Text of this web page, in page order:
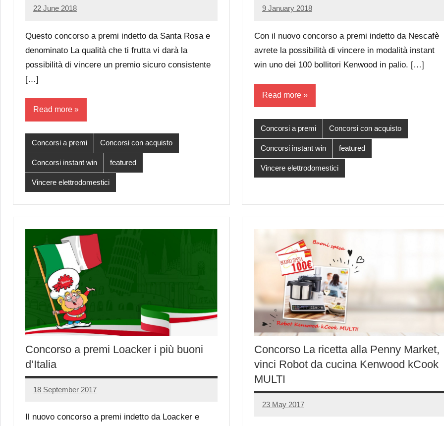
22 June 2018
Luca
2
Questo concorso a premi indetto da Santa Rosa e
denominato La qualità che ti frutta vi darà la
possibilità di vincere un premio sicuro consistente
[…]
Read more
Concorsi a premi Concorsi con acquisto
Concorsi instant win featured
Vincere elettrodomestici
9 January 2018
Luca
No
Con il nuovo concorso a premi indetto da Nescafè
avrete la possibilità di vincere in modalità instant
win uno dei 100 bollitori Kenwood in palio. […]
Read more
Concorsi a premi Concorsi con acquisto
Concorsi instant win featured
Vincere elettrodomestici
Concorso a premi Loacker i più buoni
d’Italia
18 September 2017
Luca
1
Il nuovo concorso a premi indetto da Loacker e
Concorso La ricetta alla Penny Market,
vinci Robot da cucina Kenwood kCook
MULTI
23 May 2017
Luca
No